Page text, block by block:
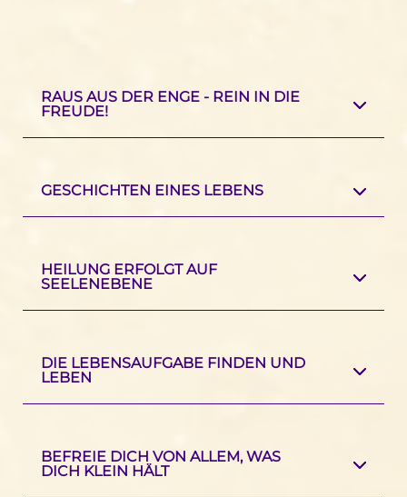
RAUS AUS DER ENGE - REIN IN DIE
FREUDE!
GESCHICHTEN EINES LEBENS
HEILUNG ERFOLGT AUF
SEELENEBENE
DIE LEBENSAUFGABE FINDEN UND
LEBEN
BEFREIE DICH VON ALLEM, WAS
DICH KLEIN HÄLT